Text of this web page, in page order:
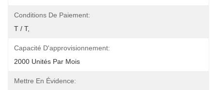
Conditions De Paiement:
T / T,
Capacité D'approvisionnement:
2000 Unités Par Mois
Mettre En Évidence: